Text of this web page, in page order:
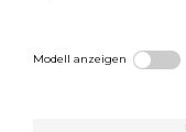
Modell anzeigen